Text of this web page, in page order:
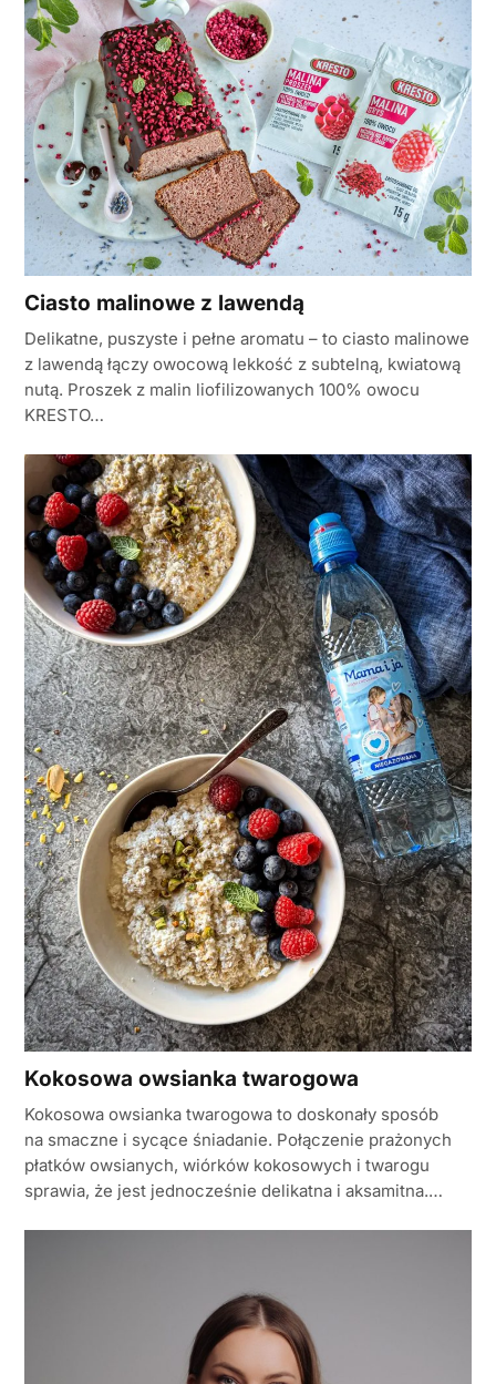
Ciasto malinowe z lawendą
Delikatne, puszyste i pełne aromatu – to ciasto malinowe
z lawendą łączy owocową lekkość z subtelną, kwiatową
nutą. Proszek z malin liofilizowanych 100% owocu
KRESTO…
Kokosowa owsianka twarogowa
Kokosowa owsianka twarogowa to doskonały sposób
na smaczne i sycące śniadanie. Połączenie prażonych
płatków owsianych, wiórków kokosowych i twarogu
sprawia, że jest jednocześnie delikatna i aksamitna.…